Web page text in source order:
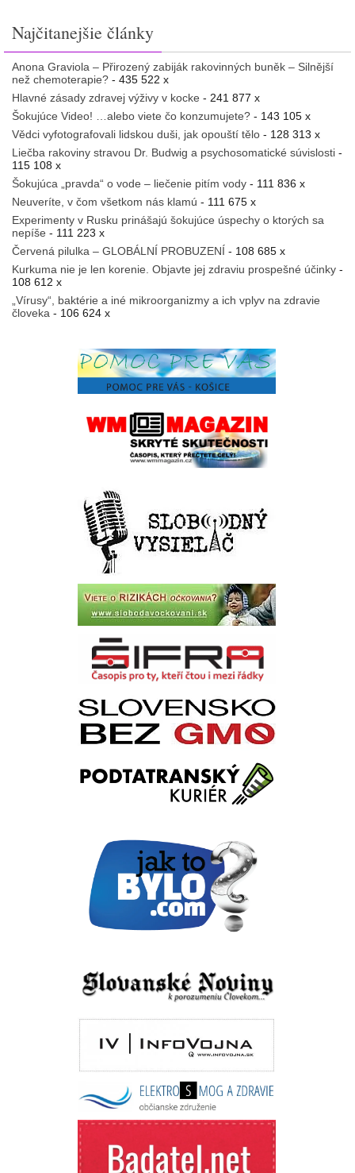
Najčitanejšie články
Anona Graviola – Přirozený zabiják rakovinných buněk – Silnější
než chemoterapie? - 435 522 x
Hlavné zásady zdravej výživy v kocke - 241 877 x
Šokujúce Video! …alebo viete čo konzumujete? - 143 105 x
Vědci vyfotografovali lidskou duši, jak opouští tělo - 128 313 x
Liečba rakoviny stravou Dr. Budwig a psychosomatické súvislosti -
115 108 x
Šokujúca „pravda“ o vode – liečenie pitím vody - 111 836 x
Neuveríte, v čom všetkom nás klamú - 111 675 x
Experimenty v Rusku prinášajú šokujúce úspechy o ktorých sa
nepíše - 111 223 x
Červená pilulka – GLOBÁLNÍ PROBUZENÍ - 108 685 x
Kurkuma nie je len korenie. Objavte jej zdraviu prospešné účinky -
108 612 x
„Vírusy“, baktérie a iné mikroorganizmy a ich vplyv na zdravie
človeka - 106 624 x